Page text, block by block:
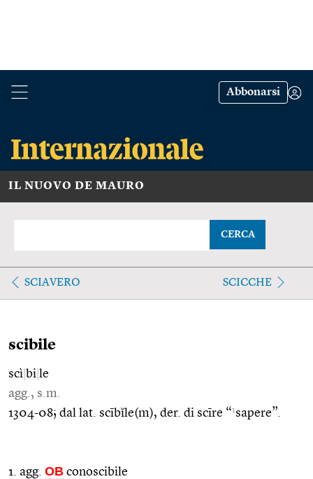
Abbonarsi
IL NUOVO DE MAURO
CERCA
SCIAVERO SCICCHE
scibile
scì bi le
agg., s.m.
1304-08; dal lat. scībĭle(m), der. di scīre “1sapere”.
1. agg. OB conoscibile